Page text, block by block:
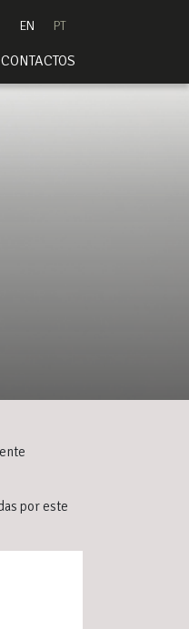
EN PT
CONTACTOS
por este